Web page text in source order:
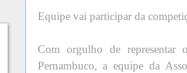
Equipe vai participar da
Com orgulho de
Pernambuco, a equipe da